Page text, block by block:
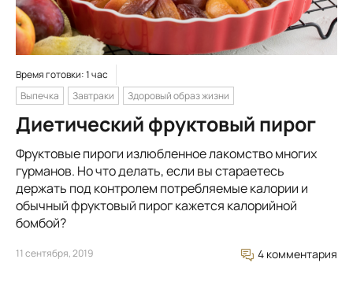
Время готовки: 1 час
Выпечка
Завтраки Здоровый образ жизни
Диетический фруктовый пирог
Фруктовые пироги излюбленное лакомство многих
гурманов. Но что делать, если вы стараетесь
держать под контролем потребляемые калории и
обычный фруктовый пирог кажется калорийной
бомбой?
11 сентября, 2019 4 комментария